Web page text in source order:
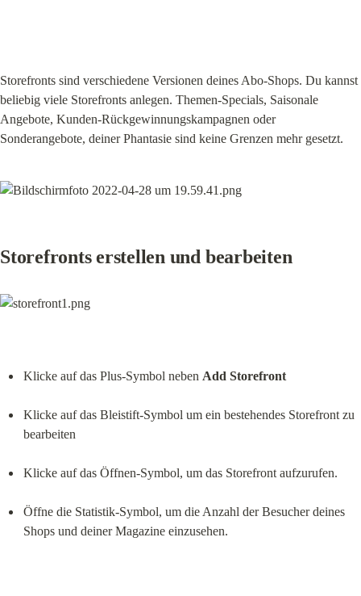
Storefronts sind verschiedene Versionen deines Abo-Shops. Du kannst
beliebig viele Storefronts anlegen. Themen-Specials, Saisonale
Angebote, Kunden-Rückgewinnungskampagnen oder
Sonderangebote, deiner Phantasie sind keine Grenzen mehr gesetzt.
Storefronts erstellen und bearbeiten
Klicke auf das Plus-Symbol neben Add Storefront
Klicke auf das Bleistift-Symbol um ein bestehendes Storefront zu
bearbeiten
Klicke auf das Öffnen-Symbol, um das Storefront aufzurufen.
Öffne die Statistik-Symbol, um die Anzahl der Besucher deines
Shops und deiner Magazine einzusehen.